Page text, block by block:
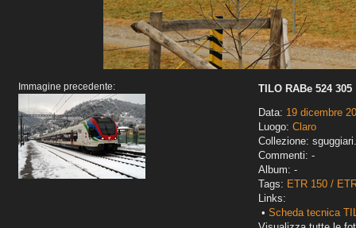
Immagine precedente:
TILO RABe 524 305
Data: 19 dicembre
Luogo: Claro
Collezione:
Commenti: -
Album: -
Tags: ETR 150 /
Links:
• Scheda tecnica